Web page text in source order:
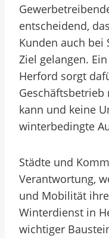
entscheidend,
Kunden auch bei
Ziel gelangen.
Herford sorgt
kann und keine
winterbedingte
Städte und
Verantwortung,
und Mobilität
Winterdienst in
wichtiger